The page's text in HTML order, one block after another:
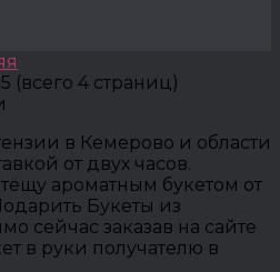
(всего 4 страниц)
в Кемерово и области
от двух часов.
ароматным букетом от
Букеты из
сейчас заказав на сайте
в руки получателю в